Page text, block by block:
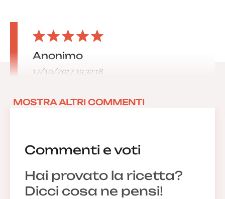
Commenti e voti
Hai provato la ricetta?
Dicci cosa ne pensi!
Anonimo
17/10/2017 19:32:18
MOSTRA ALTRI COMMENTI